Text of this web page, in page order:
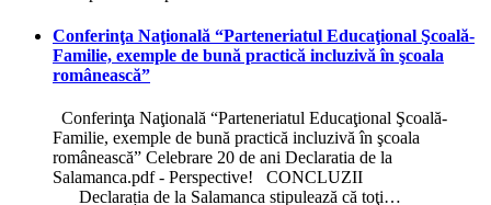
Conferinţa Naţională “Parteneriatul Educaţional Şcoală-
Familie, exemple de bună practică incluzivă în şcoala
românească”
Conferinţa Naţională “Parteneriatul Educaţional Şcoală-
Familie, exemple de bună practică incluzivă în şcoala
românească” Celebrare 20 de ani Declaratia de la
Salamanca.pdf - Perspective! CONCLUZII
Declarația de la Salamanca stipulează că toţi…